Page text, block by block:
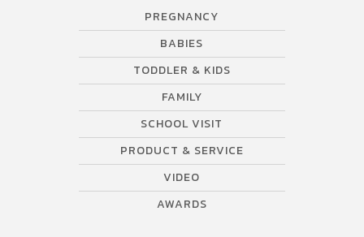
PREGNANCY
BABIES
TODDLER & KIDS
FAMILY
SCHOOL VISIT
PRODUCT & SERVICE
VIDEO
AWARDS